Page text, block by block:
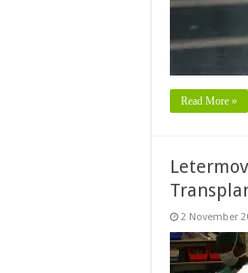
Read More »
2 November